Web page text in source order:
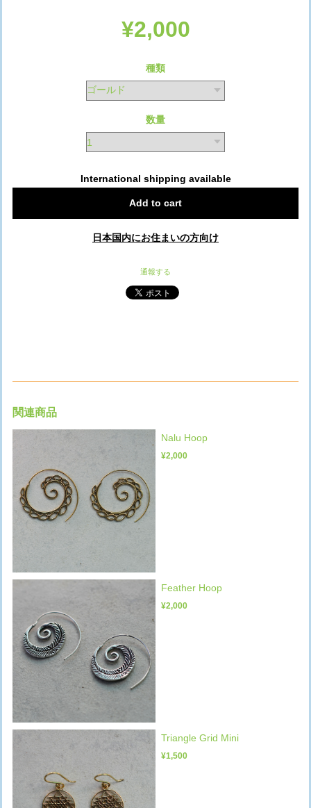
¥2,000
種類
数量
International shipping available
Add to cart
日本国内にお住まいの方向け
通報する
関連商品
Nalu Hoop
¥2,000
Feather Hoop
¥2,000
Triangle Grid Mini
¥1,500